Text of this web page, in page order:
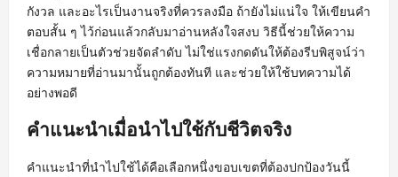
กังวล และอะไรเป็นงานจริงที่ควรลงมือ ถ้ายังไม่แน่ใจ ให้เขียนคำ
ตอบสั้น ๆ ไว้ก่อนแล้วกลับมาอ่านหลังใจสงบ วิธีนี้ช่วยให้ความ
เชื่อกลายเป็นตัวช่วยจัดลำดับ ไม่ใช่แรงกดดันให้ต้องรีบพิสูจน์ว่า
ความหมายที่อ่านมานั้นถูกต้องทันที และช่วยให้ใช้บทความได้
อย่างพอดี
คำแนะนำเมื่อนำไปใช้กับชีวิตจริง
คำแนะนำที่นำไปใช้ได้คือเลือกหนึ่งขอบเขตที่ต้องปกป้องวันนี้